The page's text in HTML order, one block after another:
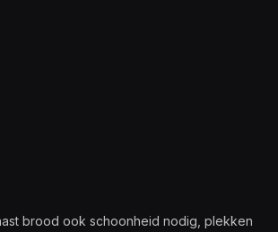
brood ook schoonheid nodig, plekken